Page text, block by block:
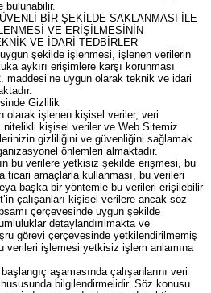
bulunabilir.
BİR ŞEKİLDE SAKLANMASI İLE
VE ERİŞİLMESİNİN
VE İDARİ TEDBİRLER
şekilde işlenmesi, işlenen verilerin
aykırı erişimlere karşı korunması
maddesi’ne uygun olarak teknik ve idari
Gizlilik
olarak işlenen kişisel veriler, veri
kişisel veriler ve Web Sitemiz
gizliliğini ve güvenliğini sağlamak
önlemleri almaktadır.
bu verilere yetkisiz şekilde erişmesi, bu
ticari amaçlarla kullanması, bu verileri
başka bir yöntemle bu verileri erişilebilir
çalışanları kişisel verilere ancak söz
çerçevesinde uygun şekilde
detaylandırılmakta ve
görevi çerçevesinde yetkilendirilmemiş
verileri işlemesi yetkisiz işlem anlamına
aşamasında çalışanlarını veri
bilgilendirmelidir. Söz konusu